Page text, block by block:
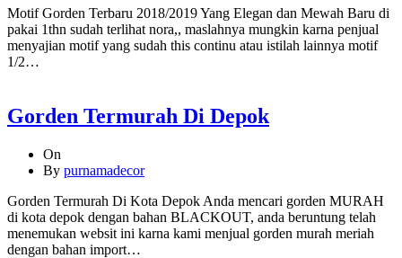
Motif Gorden Terbaru 2018/2019 Yang Elegan dan Mewah Baru di
pakai 1thn sudah terlihat nora,, maslahnya mungkin karna penjual
menyajian motif yang sudah this continu atau istilah lainnya motif
1/2…
Gorden Termurah Di Depok
On
By purnamadecor
Gorden Termurah Di Kota Depok Anda mencari gorden MURAH
di kota depok dengan bahan BLACKOUT, anda beruntung telah
menemukan websit ini karna kami menjual gorden murah meriah
dengan bahan import…